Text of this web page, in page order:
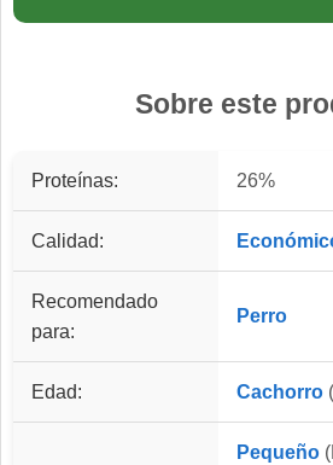
Sobre este
Proteínas: 26%
Calidad:
Recomendado
para:
Perro
Edad: Cachorro
Pequeño